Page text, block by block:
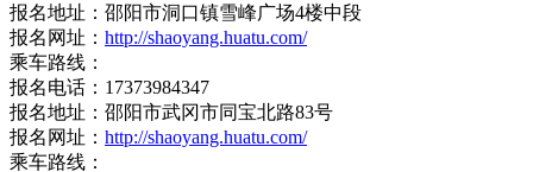
报名地址：邵阳市洞口镇雪峰广场4楼中段
报名网址： http://shaoyang.huatu.com/
乘车路线：
报名电话：17373984347
报名地址：邵阳市武冈市同宝北路83号
报名网址： http://shaoyang.huatu.com/
乘车路线：